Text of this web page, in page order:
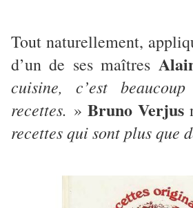
Tout naturellement,
d’un de ses maîtres
cuisine, c’est
recettes. » Bruno Verjus
recettes qui sont plus que